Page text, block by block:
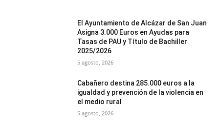
El Ayuntamiento de Alcázar de San Juan
Asigna 3.000 Euros en Ayudas para
Tasas de PAU y Título de Bachiller
2025/2026
5 agosto, 2026
Cabañero destina 285.000 euros a la
igualdad y prevención de la violencia en
el medio rural
5 agosto, 2026